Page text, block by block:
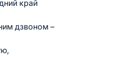
край
дзвоном –